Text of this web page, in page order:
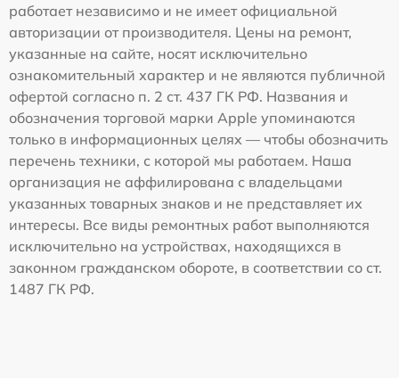
работает независимо и не имеет официальной
авторизации от производителя. Цены на ремонт,
указанные на сайте, носят исключительно
ознакомительный характер и не являются публичной
офертой согласно п. 2 ст. 437 ГК РФ. Названия и
обозначения торговой марки Apple упоминаются
только в информационных целях — чтобы обозначить
перечень техники, с которой мы работаем. Наша
организация не аффилирована с владельцами
указанных товарных знаков и не представляет их
интересы. Все виды ремонтных работ выполняются
исключительно на устройствах, находящихся в
законном гражданском обороте, в соответствии со ст.
1487 ГК РФ.